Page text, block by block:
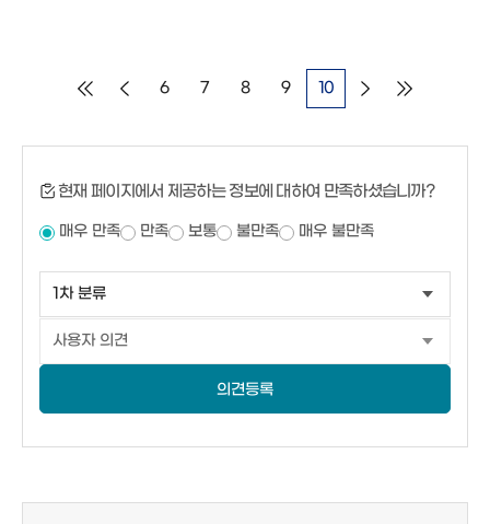
6 7 8 9 10
현재 페이지에서 제공하는 정보에 대하여 만족하셨습니까?
매우 만족 만족 보통 불만족 매우 불만족
의견등록